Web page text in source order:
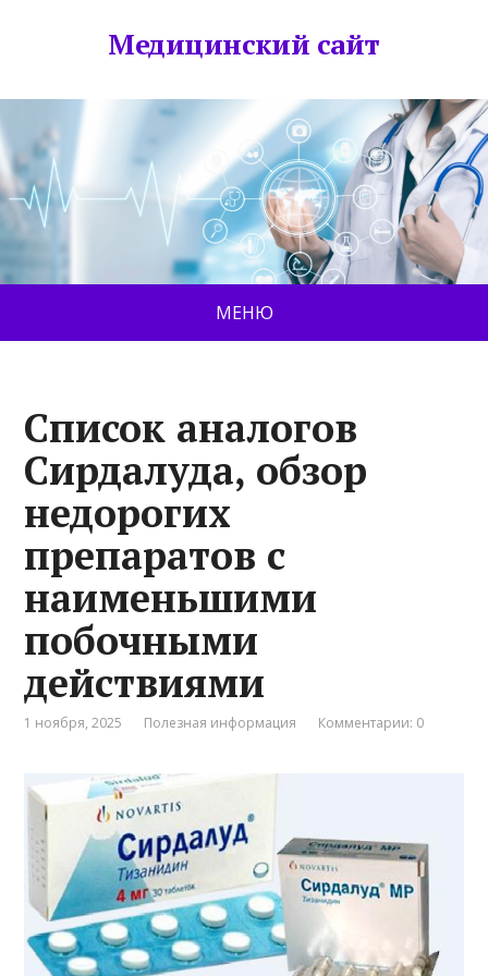
Медицинский сайт
МЕНЮ
Список аналогов
Сирдалуда, обзор
недорогих
препаратов с
наименьшими
побочными
действиями
1 ноября, 2025 Полезная информация Комментарии: 0